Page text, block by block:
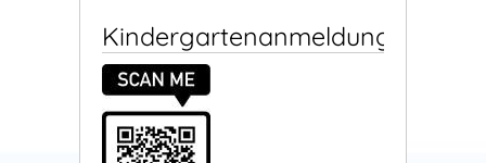
Kindergartenanmeldung